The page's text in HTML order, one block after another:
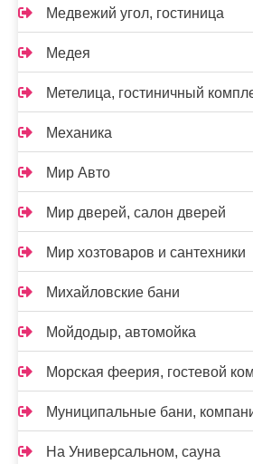
Медвежий угол, гостиница
Медея
Метелица, гостиничный
Механика
Мир Авто
Мир дверей, салон дверей
Мир хозтоваров и сантехники
Михайловские бани
Мойдодыр, автомойка
Морская феерия, гостевой
Муниципальные бани,
На Универсальном, сауна